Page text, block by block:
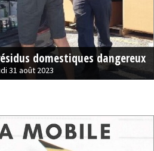
domestiques dangereux
31 août 2023